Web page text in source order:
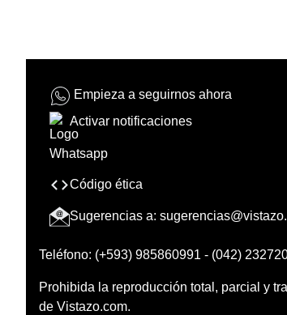
Empieza a seguirnos ahora
Activar notificaciones
Código ética
Sugerencias a:
Teléfono: (+593) 985860991 - (042)
Prohibida la reproducción total, parcial y
de Vistazo.com.